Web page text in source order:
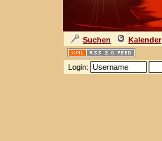
Suchen Kalender
Login: